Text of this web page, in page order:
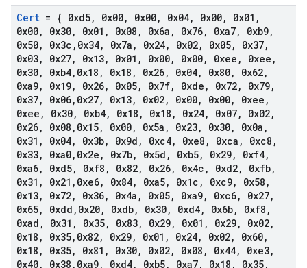
Cert = { 0xd5, 0x00, 0x00, 0x04, 0x00, 0x01 ,
0x00, 0x30, 0x01 , 0x08 , 0x6a , 0x76, 0xa7, 0xb9,
0x50, 0x3c , 0x34, 0x7a , 0x24, 0x02, 0x05, 0x37,
0x03, 0x27, 0x13, 0x01 , 0x00, 0x00, 0xee , 0xee ,
0x30, 0xb4, 0x18 , 0x18 , 0x26, 0x04, 0x80, 0x62,
0xa9, 0x19, 0x26, 0x05, 0x7f, 0xde , 0x72, 0x79,
0x37, 0x06, 0x27, 0x13, 0x02, 0x00, 0x00, 0xee ,
0xee , 0x30, 0xb4, 0x18 , 0x18 , 0x24, 0x07, 0x02,
0x26, 0x08 , 0x15, 0x00, 0x5a , 0x23, 0x30, 0x0a ,
0x31 , 0x04, 0x3b, 0x9d , 0xc4, 0xe8 , 0xca , 0xc8 ,
0x33, 0xa0, 0x2e , 0x7b, 0x5d , 0xb5, 0x29, 0xf4,
0xa6, 0xd5, 0xf8 , 0x82, 0x26, 0x4c , 0xd2, 0xfb,
0x31 , 0x21 , 0xe6, 0x84, 0xa5, 0x1c , 0xc9, 0x58 ,
0x13, 0x72, 0x36, 0x4a , 0x05, 0xa9, 0xc6, 0x27,
0x65, 0xdd , 0x20, 0xdb, 0x30, 0xd4, 0x6b, 0xf8 ,
0xad , 0x31 , 0x35, 0x83, 0x29, 0x01 , 0x29, 0x02,
0x18 , 0x35, 0x82, 0x29, 0x01 , 0x24, 0x02, 0x60,
0x18 , 0x35, 0x81 , 0x30, 0x02, 0x08 , 0x44, 0xe3,
0x40, 0x38 , 0xa9, 0xd4, 0xb5, 0xa7, 0x18 , 0x35,